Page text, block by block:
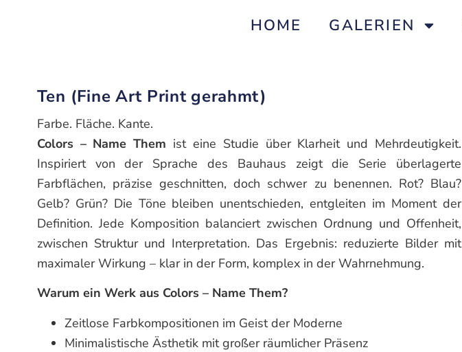
HOME GALERIEN
Ten (Fine Art Print gerahmt)
Farbe. Fläche. Kante.
Colors – Name Them ist eine Studie über Klarheit und Mehrdeutigkeit.
Inspiriert von der Sprache des Bauhaus zeigt die Serie überlagerte
Farbflächen, präzise geschnitten, doch schwer zu benennen. Rot? Blau?
Gelb? Grün? Die Töne bleiben unentschieden, entgleiten im Moment der
Definition. Jede Komposition balanciert zwischen Ordnung und Offenheit,
zwischen Struktur und Interpretation. Das Ergebnis: reduzierte Bilder mit
maximaler Wirkung – klar in der Form, komplex in der Wahrnehmung.
Warum ein Werk aus Colors – Name Them?
Zeitlose Farbkompositionen im Geist der Moderne
Minimalistische Ästhetik mit großer räumlicher Präsenz